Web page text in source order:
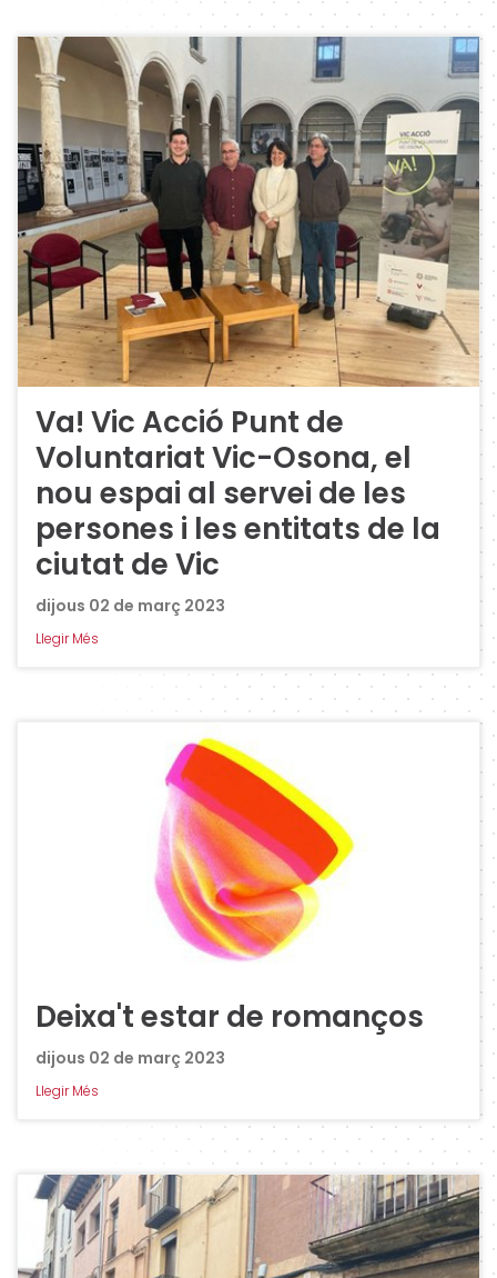
Va! Vic Acció Punt de
Voluntariat Vic-Osona, el
nou espai al servei de les
persones i les entitats de la
ciutat de Vic
dijous 02 de març 2023
Llegir Més
Deixa't estar de romanços
dijous 02 de març 2023
Llegir Més